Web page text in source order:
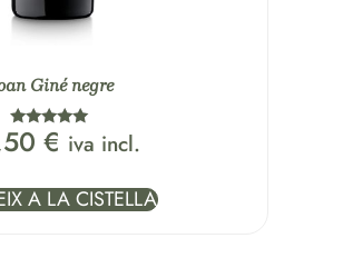
Giné negre
Puntuat amb
5.00
€ iva incl.
A LA CISTELLA